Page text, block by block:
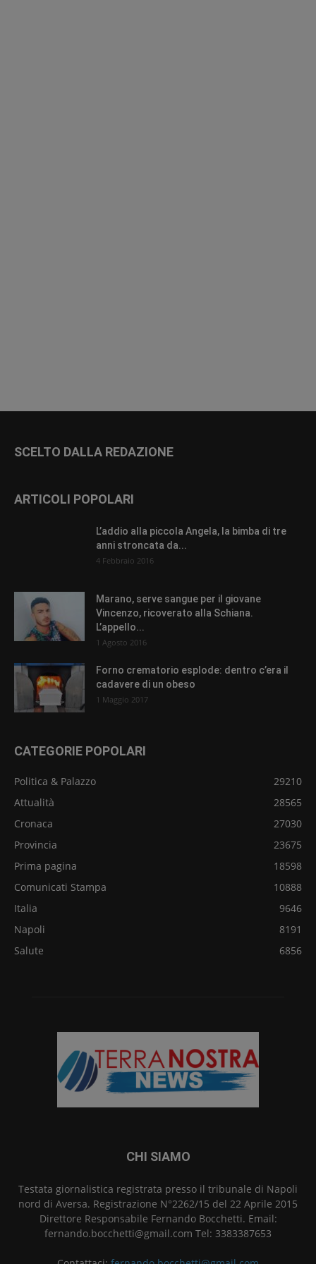
SCELTO DALLA REDAZIONE
ARTICOLI POPOLARI
L’addio alla piccola Angela, la bimba di tre
anni stroncata da...
4 Febbraio 2016
Marano, serve sangue per il giovane
Vincenzo, ricoverato alla Schiana.
L’appello...
1 Agosto 2016
Forno crematorio esplode: dentro c’era il
cadavere di un obeso
1 Maggio 2017
CATEGORIE POPOLARI
Politica & Palazzo
29210
Attualità
28565
Cronaca
27030
Provincia
23675
Prima pagina
18598
Comunicati Stampa
10888
Italia
9646
Napoli
8191
Salute
6856
CHI SIAMO
Testata giornalistica registrata presso il tribunale di Napoli
nord di Aversa. Registrazione N°2262/15 del 22 Aprile 2015
Direttore Responsabile Fernando Bocchetti. Email:
fernando.bocchetti@gmail.com Tel: 3383387653